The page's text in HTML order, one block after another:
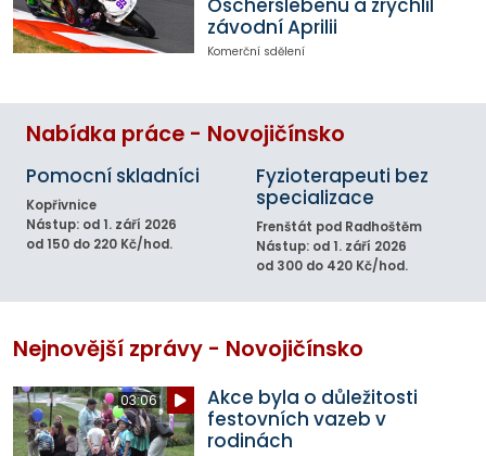
Oscherslebenu a zrychlil
závodní Aprilii
Komerční sdělení
Nabídka práce - Novojičínsko
Pomocní skladníci
Kopřivnice
Nástup: od 1. září 2026
od 150 do 220 Kč/hod.
Fyzioterapeuti bez
specializace
Frenštát pod Radhoštěm
Nástup: od 1. září 2026
od 300 do 420 Kč/hod.
Nejnovější zprávy - Novojičínsko
03:06
Akce byla o důležitosti
festovních vazeb v
rodinách